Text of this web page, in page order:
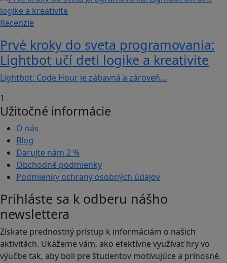
Recenzie
Prvé kroky do sveta programovania:
Lightbot učí deti logike a kreativite
Lightbot: Code Hour je zábavná a zároveň…
1
Užitočné informácie
O nás
Blog
Darujte nám 2 %
Obchodné podmienky
Podmienky ochrany osobných údajov
Prihláste sa k odberu nášho
newslettera
Získate prednostný prístup k informáciám o našich
aktivitách. Ukážeme vám, ako efektívne využívať hry vo
výučbe tak, aby boli pre študentov motivujúce a prínosné.